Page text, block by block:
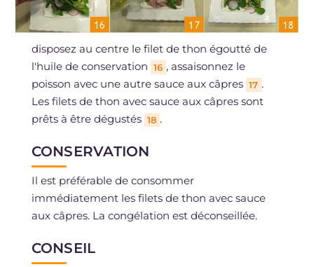
disposez au centre le filet de thon égoutté de
l'huile de conservation 16 , assaisonnez le
poisson avec une autre sauce aux câpres 17 .
Les filets de thon avec sauce aux câpres sont
prêts à être dégustés 18 .
CONSERVATION
Il est préférable de consommer
immédiatement les filets de thon avec sauce
aux câpres. La congélation est déconseillée.
CONSEIL